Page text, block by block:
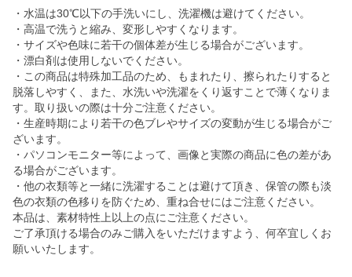
・水温は30℃以下の手洗いにし、洗濯機は避けてください。
・高温で洗うと縮み、変形しやすくなります。
・サイズや色味に若干の個体差が生じる場合がございます。
・漂白剤は使用しないでください。
・この商品は特殊加工品のため、もまれたり、擦られたりすると
脱落しやすく、また、水洗いや洗濯をくり返すことで薄くなりま
す。取り扱いの際は十分ご注意ください。
・生産時期により若干の色ブレやサイズの変動が生じる場合がご
ざいます。
・パソコンモニター等によって、画像と実際の商品に色の差があ
る場合がございます。
・他の衣類等と一緒に洗濯することは避けて頂き、保管の際も淡
色の衣類の色移りを防ぐため、重ね合せにはご注意ください。
本品は、素材特性上以上の点にご注意ください。
ご了承頂ける場合のみご購入をいただけますよう、何卒宜しくお
願いいたします。